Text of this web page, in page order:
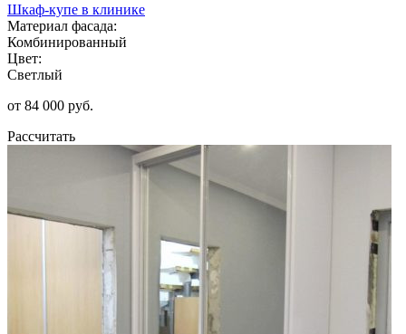
Шкаф-купе в клинике
Материал фасада:
Комбинированный
Цвет:
Светлый
от 84 000 руб.
Рассчитать